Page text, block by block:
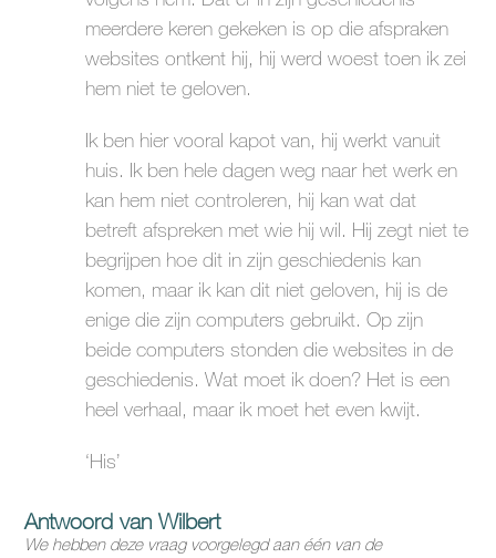
meerdere keren gekeken is op die afspraken
websites ontkent hij, hij werd woest toen ik zei
hem niet te geloven.
Ik ben hier vooral kapot van, hij werkt vanuit
huis. Ik ben hele dagen weg naar het werk en
kan hem niet controleren, hij kan wat dat
betreft afspreken met wie hij wil. Hij zegt niet te
begrijpen hoe dit in zijn geschiedenis kan
komen, maar ik kan dit niet geloven, hij is de
enige die zijn computers gebruikt. Op zijn
beide computers stonden die websites in de
geschiedenis. Wat moet ik doen? Het is een
heel verhaal, maar ik moet het even kwijt.
‘His’
Antwoord van Wilbert
We hebben deze vraag voorgelegd aan één van de